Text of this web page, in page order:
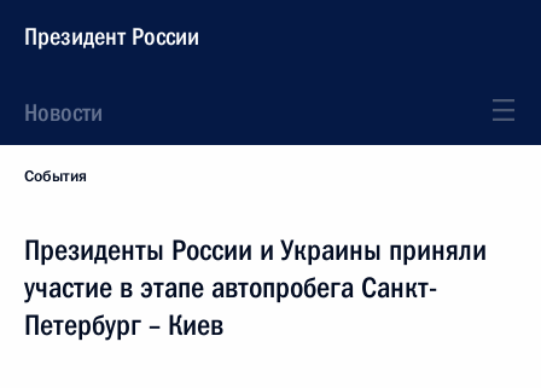
Президент России
Новости
События
Президенты России и Украины приняли
участие в этапе автопробега Санкт-
Петербург – Киев